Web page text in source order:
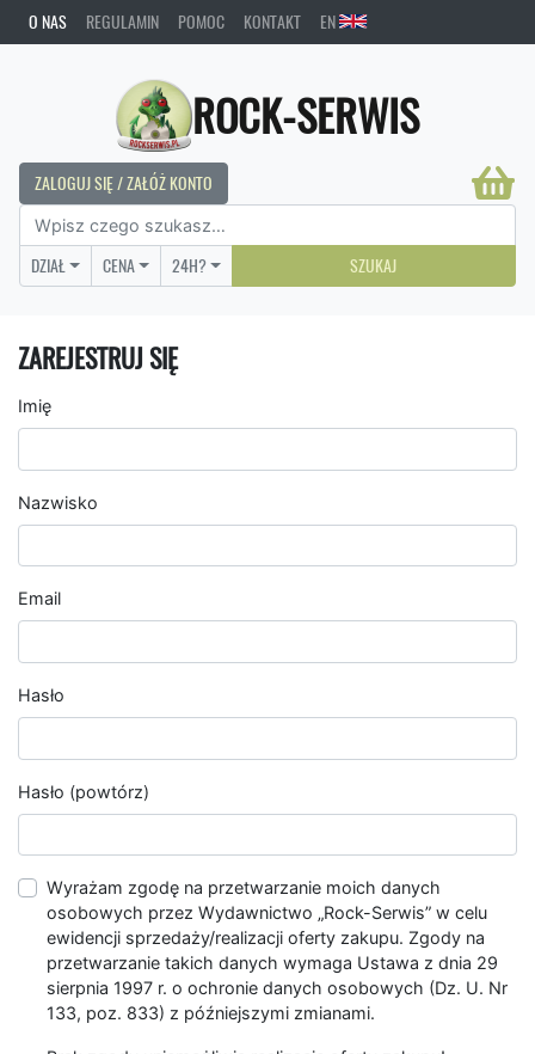
O NAS REGULAMIN POMOC KONTAKT EN
ROCK-SERWIS
ZALOGUJ SIĘ / ZAŁÓŻ KONTO
DZIAŁ CENA 24H? SZUKAJ
ZAREJESTRUJ SIĘ
Imię
Nazwisko
Email
Hasło
Hasło (powtórz)
Wyrażam zgodę na przetwarzanie moich danych
osobowych przez Wydawnictwo „Rock-Serwis” w celu
ewidencji sprzedaży/realizacji oferty zakupu. Zgody na
przetwarzanie takich danych wymaga Ustawa z dnia 29
sierpnia 1997 r. o ochronie danych osobowych (Dz. U. Nr
133, poz. 833) z późniejszymi zmianami.